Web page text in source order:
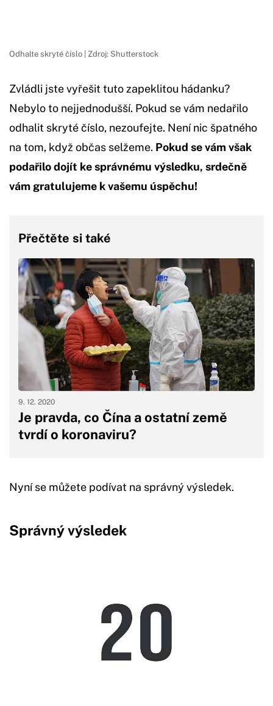
Odhalte skryté číslo | Zdroj: Shutterstock
Zvládli jste vyřešit tuto zapeklitou hádanku?
Nebylo to nejjednodušší. Pokud se vám nedařilo
odhalit skryté číslo, nezoufejte. Není nic špatného
na tom, když občas selžeme. Pokud se vám však
podařilo dojít ke správnému výsledku, srdečně
vám gratulujeme k vašemu úspěchu!
Přečtěte si také
Je pravda, co Čína a ostatní země
tvrdí o koronaviru?
9. 12. 2020
Nyní se můžete podívat na správný výsledek.
Správný výsledek